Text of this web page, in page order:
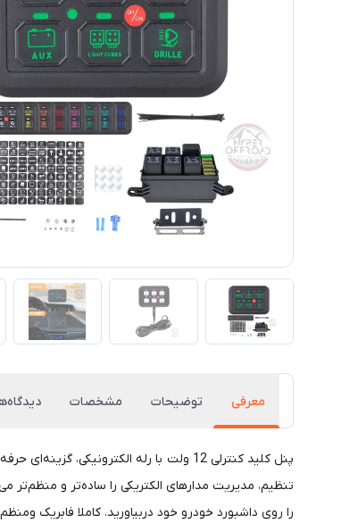
معرفی توضیحات مشخصات
را روی داشبورد خودرو خود دربیاورید. کاملا فابریک